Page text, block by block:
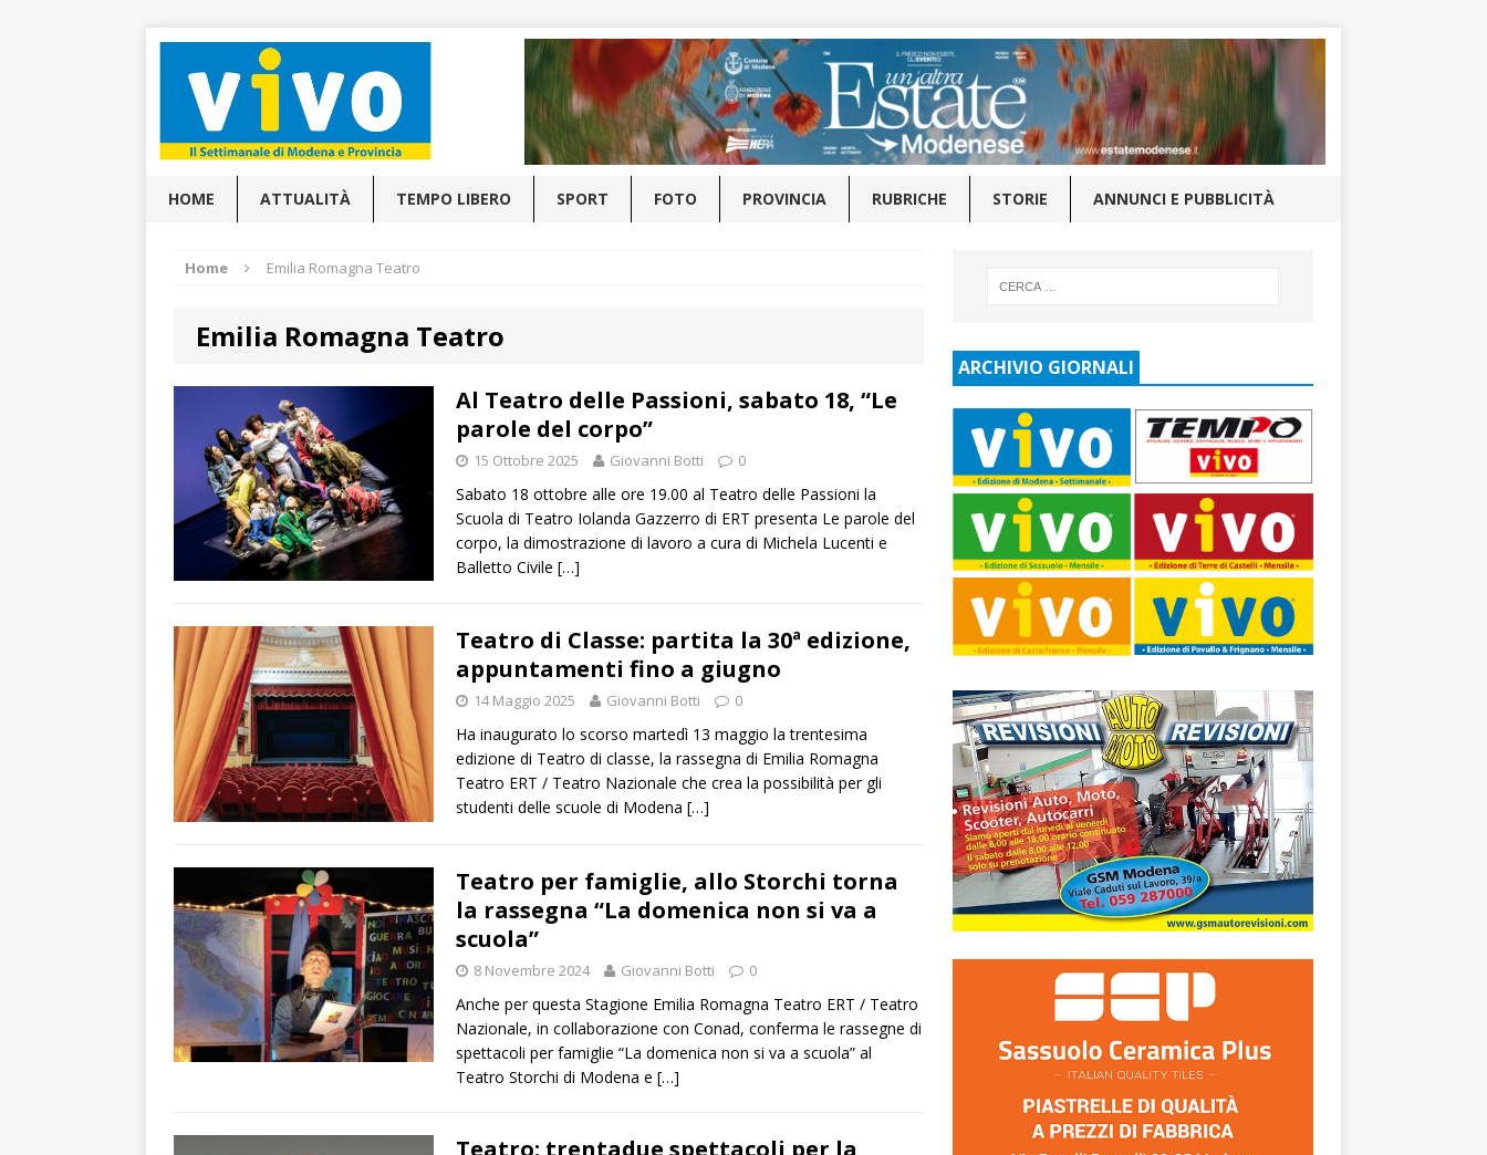
HOME ATTUALITÀ TEMPO LIBERO SPORT FOTO PROVINCIA RUBRICHE STORIE ANNUNCI E PUBBLICITÀ
Home Emilia Romagna Teatro
Emilia Romagna Teatro
Al Teatro delle Passioni, sabato 18, “Le
parole del corpo”
15 Ottobre 2025 Giovanni Botti 0
Sabato 18 ottobre alle ore 19.00 al Teatro delle Passioni la
Scuola di Teatro Iolanda Gazzerro di ERT presenta Le parole del
corpo, la dimostrazione di lavoro a cura di Michela Lucenti e
Balletto Civile […]
Teatro di Classe: partita la 30ª edizione,
appuntamenti fino a giugno
14 Maggio 2025 Giovanni Botti 0
Ha inaugurato lo scorso martedì 13 maggio la trentesima
edizione di Teatro di classe, la rassegna di Emilia Romagna
Teatro ERT / Teatro Nazionale che crea la possibilità per gli
studenti delle scuole di Modena […]
Teatro per famiglie, allo Storchi torna
la rassegna “La domenica non si va a
scuola”
8 Novembre 2024 Giovanni Botti 0
Anche per questa Stagione Emilia Romagna Teatro ERT / Teatro
Nazionale, in collaborazione con Conad, conferma le rassegne di
spettacoli per famiglie “La domenica non si va a scuola” al
Teatro Storchi di Modena e […]
Teatro: trentadue spettacoli per la
ARCHIVIO GIORNALI